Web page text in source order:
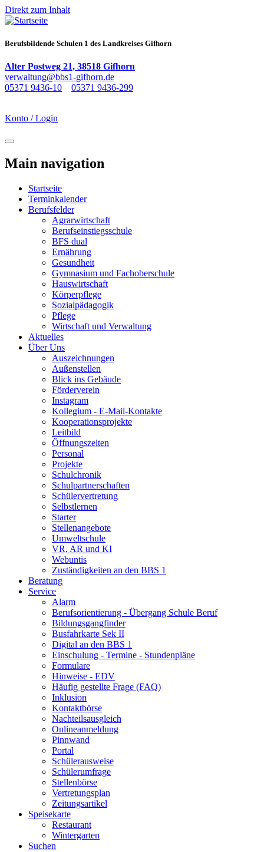
Direkt zum Inhalt
Berufsbildende Schulen 1 des Landkreises Gifhorn
Alter Postweg 21, 38518 Gifhorn
verwaltung@bbs1-gifhorn.de
05371 9436-10
05371 9436-299
Konto / Login
Navigation aktivieren/deaktivieren
Main navigation
Startseite
Terminkalender
Berufsfelder
Agrarwirtschaft
Berufseinstiegsschule
BFS dual
Ernährung
Gesundheit
Gymnasium und Fachoberschule
Hauswirtschaft
Körperpflege
Sozialpädagogik
Pflege
Wirtschaft und Verwaltung
Aktuelles
Über Uns
Auszeichnungen
Außenstellen
Blick ins Gebäude
Förderverein
Instagram
Kollegium - E-Mail-Kontakte
Kooperationsprojekte
Leitbild
Öffnungszeiten
Personal
Projekte
Schulchronik
Schulpartnerschaften
Schülervertretung
Selbstlernen
Starter
Stellenangebote
Umweltschule
VR, AR und KI
Webuntis
Zuständigkeiten an den BBS 1
Beratung
Service
Alarm
Berufsorientierung - Übergang Schule Beruf
Bildungsgangfinder
Busfahrkarte Sek II
Digital an den BBS 1
Einschulung - Termine - Stundenpläne
Formulare
Hinweise - EDV
Häufig gestellte Frage (FAQ)
Inklusion
Kontaktbörse
Nachteilsausgleich
Onlineanmeldung
Pinnwand
Portal
Schülerausweise
Schülerumfrage
Stellenbörse
Vertretungsplan
Zeitungsartikel
Speisekarte
Restaurant
Wintergarten
Suchen